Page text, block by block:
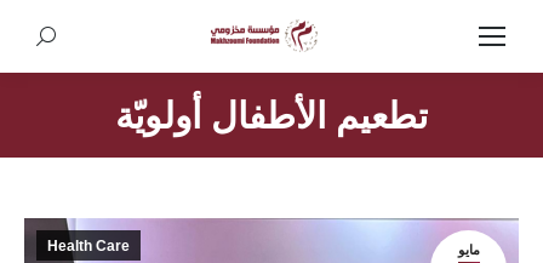
Search:
تطعيم الأطفال أولويّة
مايو Health Care